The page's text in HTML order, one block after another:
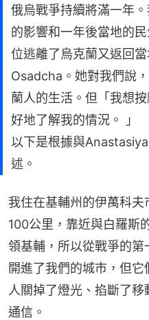
俄烏戰爭持續將滿一年
的影響和一年後當地的
位逃離了烏克蘭又返回
Osadcha。她對我們說
蘭人的生活。但「我想
好地了解我的情況。 」
以下是根據與
述。
我住在基輔州的伊萬科
100公里，靠近與白羅斯
領基輔，所以從戰爭的
開進了我們的城市，但
人關掉了燈光、掐斷了
通信。